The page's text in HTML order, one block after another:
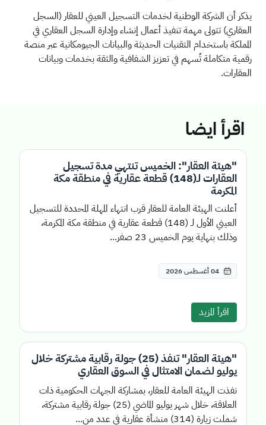
يذكر أن الشركة الوطنية لخدمات التسجيل العيني للعقار (السجل
العقاري) تتولى مهمة تنفيذ أعمال إنشاء وإدارة السجل العقاري في
المملكة باستخدام التقنيات الحديثة والبيانات الجيومكانية عبر منصة
رقمية متكاملة تُسهم في تعزيز الشفافية والثقة بخدمات وبيانات
العقارات.
اقرأ ايضا
"هيئة العقار": الخميس تنتهي مدة تسجيل
العقارات لـ(148) قطعة عقارية في منطقة مكة
المكرمة
أعلنت الهيئة العامة للعقار قرب انتهاء المهلة المحددة للتسجيل
العيني الأول لـ (148) قطعة عقارية في منطقة مكة المكرمة،
وذلك بنهاية يوم الخميس 23 صفر...
04 أغسطس 2026
اقرأ المزيد
"هيئة العقار" تنفذ (25) جولة رقابية مشتركة خلال
يوليو لضمان الامتثال في السوق العقاري
نفذت الهيئة العامة للعقار، بمشاركة الجهات الحكومية ذات
العلاقة، خلال شهر يوليو الماضي (25) جولة رقابية مشتركة،
شملت زيارة (314) منشأة عقارية في عدد من...